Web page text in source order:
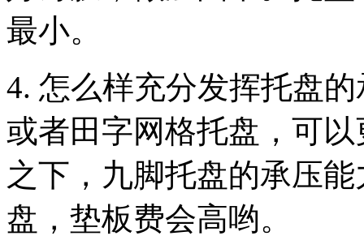
最小。
4. 怎么样充分发挥托盘
或者田字网格托盘，可
之下，九脚托盘的承压
盘，垫板费会高哟。